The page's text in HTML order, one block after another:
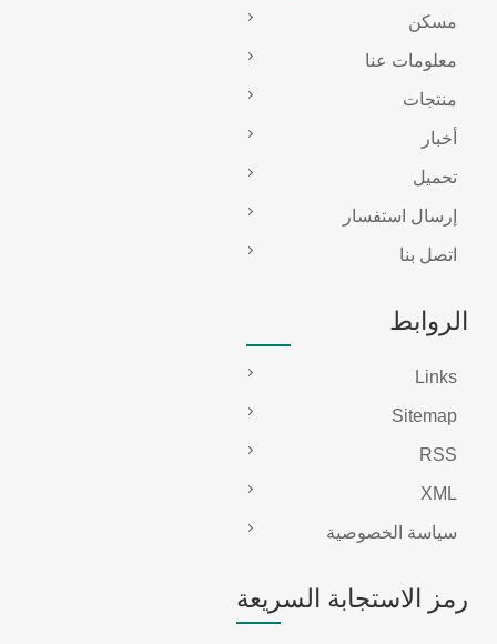
مسكن
معلومات عنا
منتجات
أخبار
تحميل
إرسال استفسار
اتصل بنا
الروابط
Links
Sitemap
RSS
XML
سياسة الخصوصية
رمز الاستجابة السريعة